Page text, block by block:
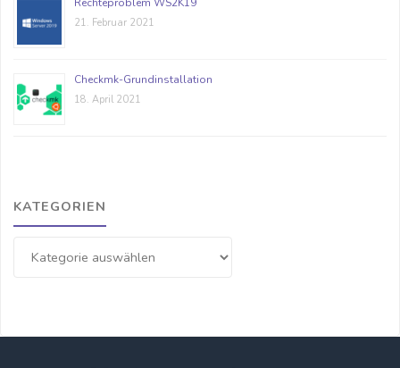
Rechteproblem WS2K19
21. Februar 2021
Checkmk-Grundinstallation
18. April 2021
KATEGORIEN